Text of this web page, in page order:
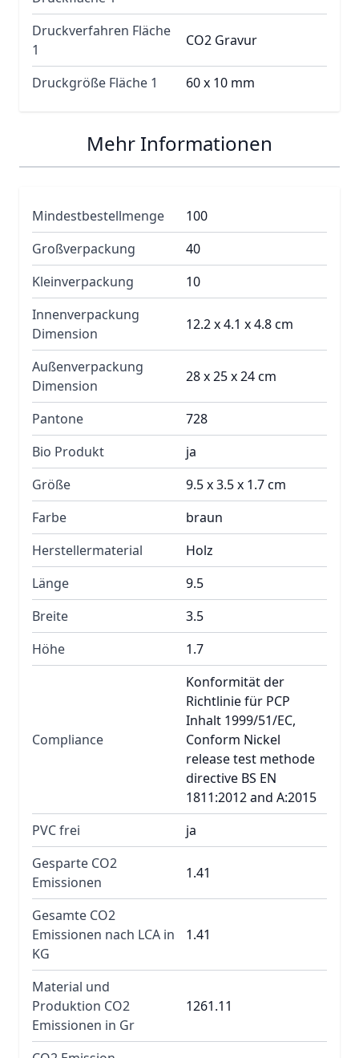
Druckverfahren Fläche
1
CO2 Gravur
Druckgröße Fläche 1 60 x 10 mm
Mehr Informationen
Mindestbestellmenge
100
Großverpackung
40
Kleinverpackung
10
Innenverpackung
Dimension
12.2 x 4.1 x 4.8 cm
Außenverpackung
Dimension
28 x 25 x 24 cm
Pantone
728
Bio Produkt
ja
Größe
9.5 x 3.5 x 1.7 cm
Farbe
braun
Herstellermaterial
Holz
Länge
9.5
Breite
3.5
Höhe
1.7
Compliance
Konformität der
Richtlinie für PCP
Inhalt 1999/51/EC,
Conform Nickel
release test methode
directive BS EN
1811:2012 and A:2015
PVC frei
ja
Gesparte CO2
Emissionen
1.41
Gesamte CO2
Emissionen nach LCA in
KG
1.41
Material und
Produktion CO2
Emissionen in Gr
1261.11